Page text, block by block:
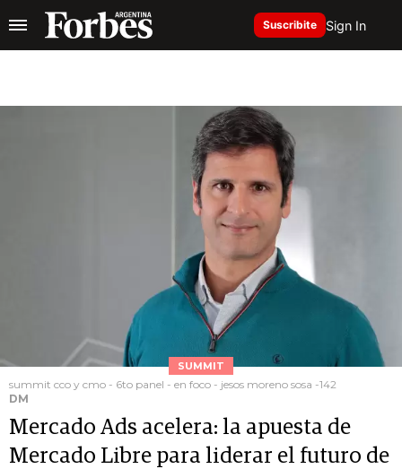
Suscribite Sign In
SUMMIT
summit cco y cmo - 6to panel - en foco - jesos moreno sosa -142
DM
Mercado Ads acelera: la apuesta de
Mercado Libre para liderar el futuro de